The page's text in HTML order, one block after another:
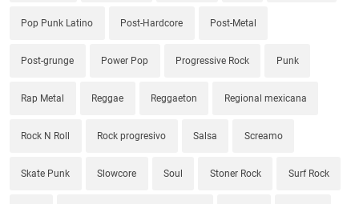
Pop Punk Latino Post-Hardcore Post-Metal
Post-grunge Power Pop Progressive Rock Punk
Rap Metal Reggae Reggaeton Regional mexicana
Rock N Roll Rock progresivo Salsa Screamo
Skate Punk Slowcore Soul Stoner Rock Surf Rock